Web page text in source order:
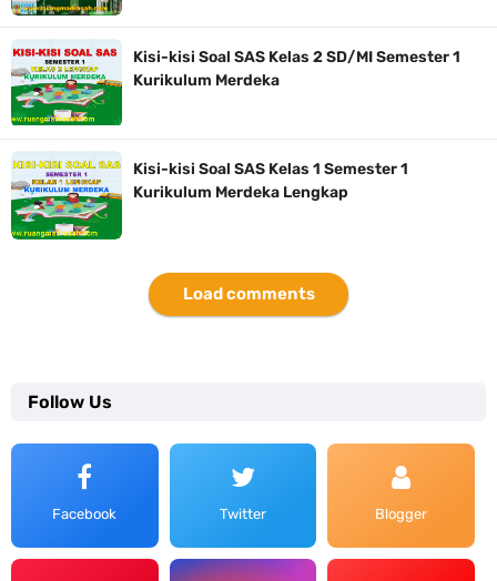
Kisi-kisi Soal SAS Kelas 2 SD/MI Semester 1
Kurikulum Merdeka
Kisi-kisi Soal SAS Kelas 1 Semester 1
Kurikulum Merdeka Lengkap
Load comments
Follow Us
Facebook Twitter Blogger